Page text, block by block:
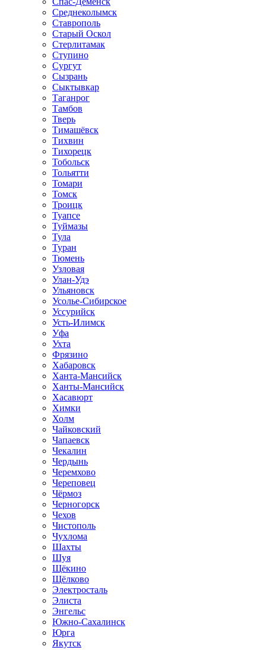
Среднеколымск
Ставрополь
Старый Оскол
Стерлитамак
Ступино
Сургут
Сызрань
Сыктывкар
Таганрог
Тамбов
Тверь
Тимашёвск
Тихвин
Тихорецк
Тобольск
Тольятти
Томари
Томск
Троицк
Туапсе
Туймазы
Тула
Туран
Тюмень
Узловая
Улан-Удэ
Ульяновск
Усолье-Сибирское
Уссурийск
Усть-Илимск
Уфа
Ухта
Фрязино
Хабаровск
Ханта-Мансийск
Ханты-Мансийск
Хасавюрт
Химки
Холм
Чайковский
Чапаевск
Чекалин
Чердынь
Черемхово
Череповец
Чёрмоз
Черногорск
Чехов
Чистополь
Чухлома
Шахты
Шуя
Щёкино
Щёлково
Электросталь
Элиста
Энгельс
Южно-Сахалинск
Юрга
Якутск